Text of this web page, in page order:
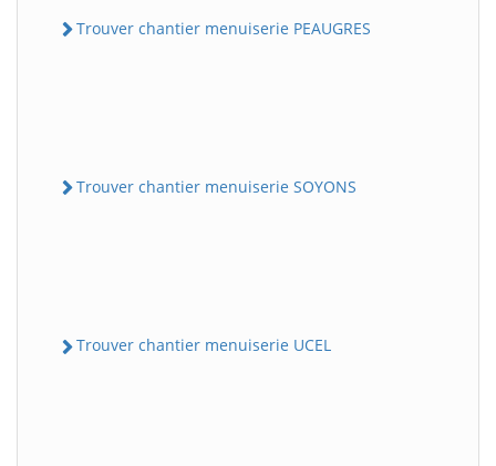
Trouver chantier menuiserie PEAUGRES
Trouver chantier menuiserie SOYONS
Trouver chantier menuiserie UCEL